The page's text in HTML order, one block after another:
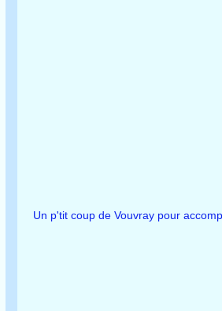
Un p'tit coup de Vouvray pour